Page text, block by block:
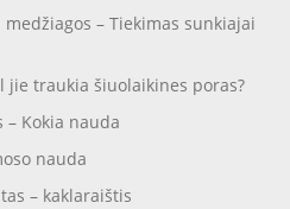
– Tiekimas sunkiajai
jie traukia šiuolaikines poras?
Kokia nauda
nauda
– kaklaraištis